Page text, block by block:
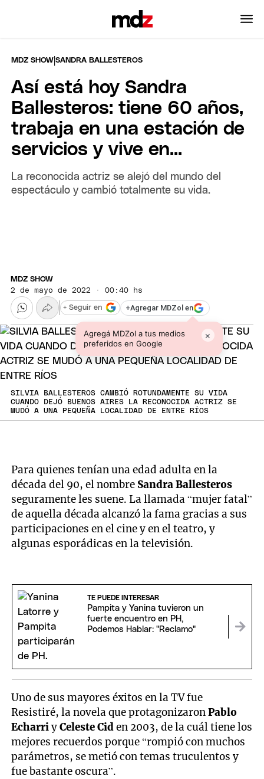
MDZ SHOW |SANDRA BALLESTEROS
Así está hoy Sandra
Ballesteros: tiene 60 años,
trabaja en una estación de
servicios y vive en...
La reconocida actriz se alejó del mundo del
espectáculo y cambió totalmente su vida.
MDZ SHOW
2 de mayo de 2022 · 00:40 hs
+Agregar MDZol en
Agregá MDZol a tus medios
preferidos en Google
×
+ Seguir en
SILVIA BALLESTEROS CAMBIÓ ROTUNDAMENTE SU VIDA
CUANDO DEJÓ BUENOS AIRES LA RECONOCIDA ACTRIZ SE
MUDÓ A UNA PEQUEÑA LOCALIDAD DE ENTRE RÍOS
Para quienes tenían una edad adulta en la
década del 90, el nombre Sandra Ballesteros
seguramente les suene. La llamada “mujer fatal”
de aquella década alcanzó la fama gracias a sus
participaciones en el cine y en el teatro, y
algunas esporádicas en la televisión.
TE PUEDE INTERESAR
Pampita y Yanina tuvieron un
fuerte encuentro en PH,
Podemos Hablar: "Reclamo"
Uno de sus mayores éxitos en la TV fue
Resistiré, la novela que protagonizaronPablo
EcharriyCeleste Ciden 2003, de la cuál tiene los
mejores recuerdos porque “rompió con muchos
parámetros, se metió con temas truculentos y
fue bastante oscura”.